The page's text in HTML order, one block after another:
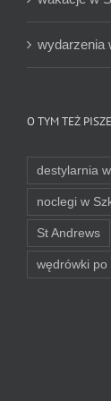
wydarzenia
O TYM TEŻ
destylarnia
noclegi w
St Andrews
wędrówki po